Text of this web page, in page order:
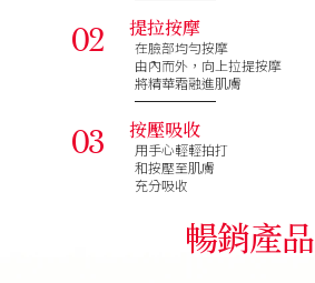
02 提拉按摩
在臉部均勻按摩
由內而外， 向上拉提按摩
將精華霜融進肌膚
03 按壓吸收
用手心輕輕拍打
和按壓至肌膚
充分吸收
暢銷產品